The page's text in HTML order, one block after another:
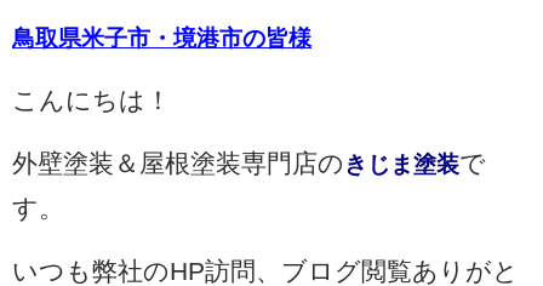
鳥取県米子市・境港市の皆様
こんにちは！
外壁塗装＆屋根塗装専門店の きじま塗装で
す。
いつも弊社のHP訪問、ブログ閲覧ありがと